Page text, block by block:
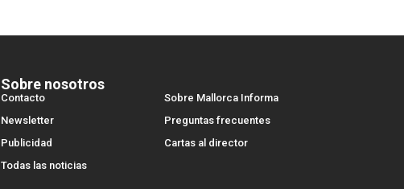
Sobre nosotros
Contacto
Sobre Mallorca Informa
Newsletter
Preguntas frecuentes
Publicidad
Cartas al director
Todas las noticias